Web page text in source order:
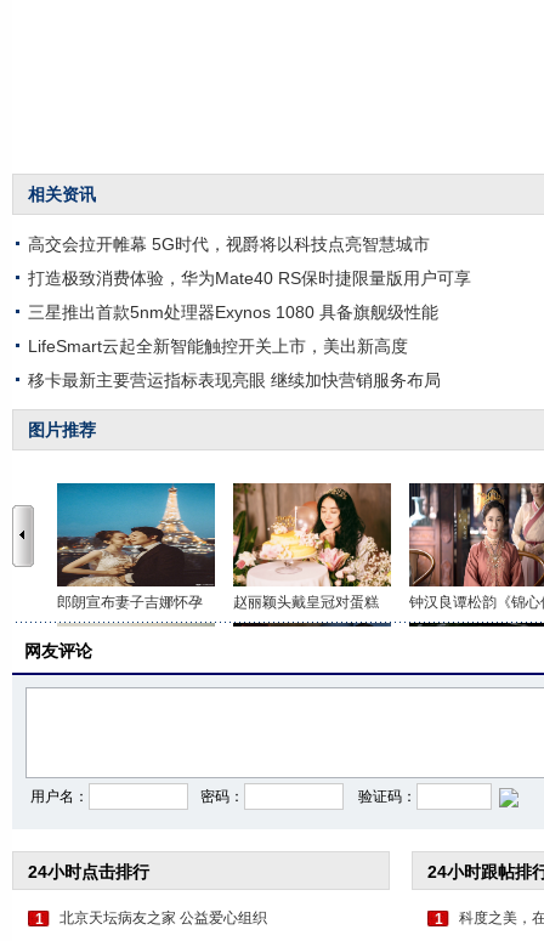
相关资讯
高交会拉开帷幕 5G时代，视爵将以科技点亮智慧城市
打造极致消费体验，华为Mate40 RS保时捷限量版用户可享
三星推出首款5nm处理器Exynos 1080 具备旗舰级性能
LifeSmart云起全新智能触控开关上市，美出新高度
移卡最新主要营运指标表现亮眼 继续加快营销服务布局
图片推荐
郎朗宣布妻子吉娜怀孕 赵丽颖头戴皇冠对蛋糕 钟汉良谭松韵《锦心
网友评论
用户名： 密码： 验证码：
24小时点击排行
1
北京天坛病友之家 公益爱心组织
24小时跟帖排
1
科度之美，